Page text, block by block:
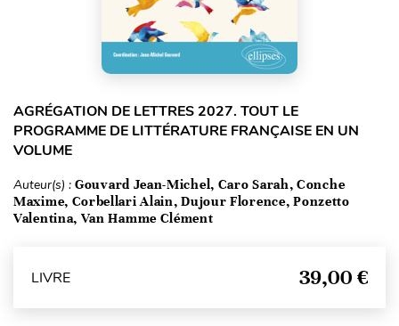
AGRÉGATION DE LETTRES 2027. TOUT LE
PROGRAMME DE LITTÉRATURE FRANÇAISE EN UN
VOLUME
Auteur(s) : Gouvard Jean-Michel, Caro Sarah, Conche
Maxime, Corbellari Alain, Dujour Florence, Ponzetto
Valentina, Van Hamme Clément
LIVRE 39,00 €